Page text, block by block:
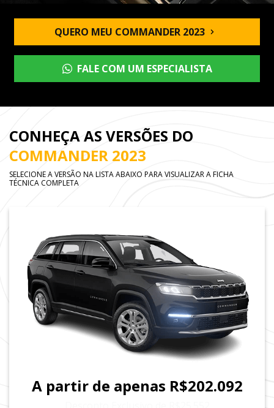
QUERO MEU COMMANDER 2023
FALE COM UM ESPECIALISTA
CONHEÇA AS VERSÕES DO
COMMANDER 2023
SELECIONE A VERSÃO NA LISTA ABAIXO PARA VISUALIZAR A FICHA
TÉCNICA COMPLETA
A partir de apenas R$202.092